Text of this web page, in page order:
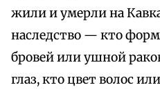
жили и умерли на
наследство — кто
бровей или ушной
глаз, кто цвет волос